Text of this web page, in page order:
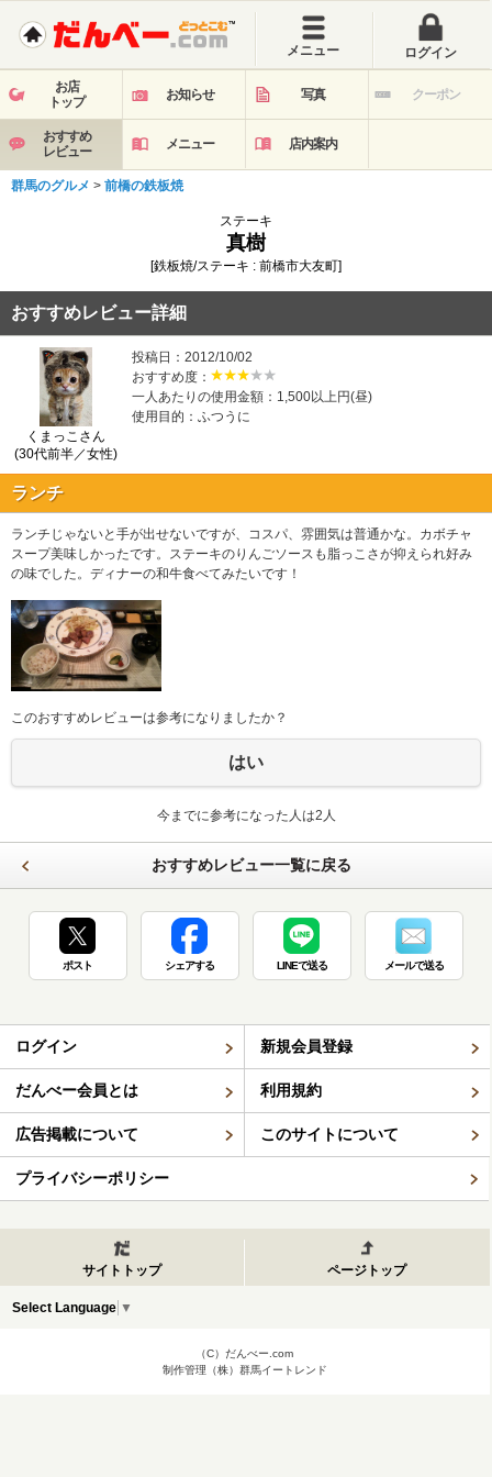
メニュー ログイン
お店
トップ
お知らせ 写真 クーポン
おすすめ
レビュー
メニュー 店内案内
群馬のグルメ > 前橋の鉄板焼
ステーキ
真樹
[鉄板焼/ステーキ : 前橋市大友町]
おすすめレビュー詳細
くまっこさん
(30代前半／女性)
投稿日：2012/10/02
おすすめ度：
一人あたりの使用金額：1,500以上円(昼)
使用目的：ふつうに
ランチ
ランチじゃないと手が出せないですが、コスパ、雰囲気は普通かな。カボチャ
スープ美味しかったです。ステーキのりんごソースも脂っこさが抑えられ好み
の味でした。ディナーの和牛食べてみたいです！
このおすすめレビューは参考になりましたか？
はい
今までに参考になった人は2人
おすすめレビュー一覧に戻る
ポスト シェアする LINEで送る メールで送る
ログイン 新規会員登録
だんべー会員とは 利用規約
広告掲載について このサイトについて
プライバシーポリシー
サイトトップ ページトップ
Select Language ▼
（C）だんべー.com
制作管理（株）群馬イートレンド